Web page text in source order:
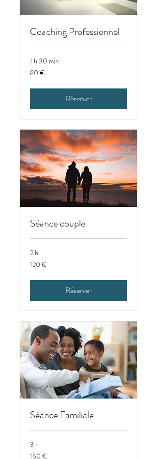
Coaching Professionnel
1 h 30 min
80
euros
80 €
Réserver
Séance couple
2 h
120
euros
120 €
Réserver
Séance Familiale
3 h
160
160 €